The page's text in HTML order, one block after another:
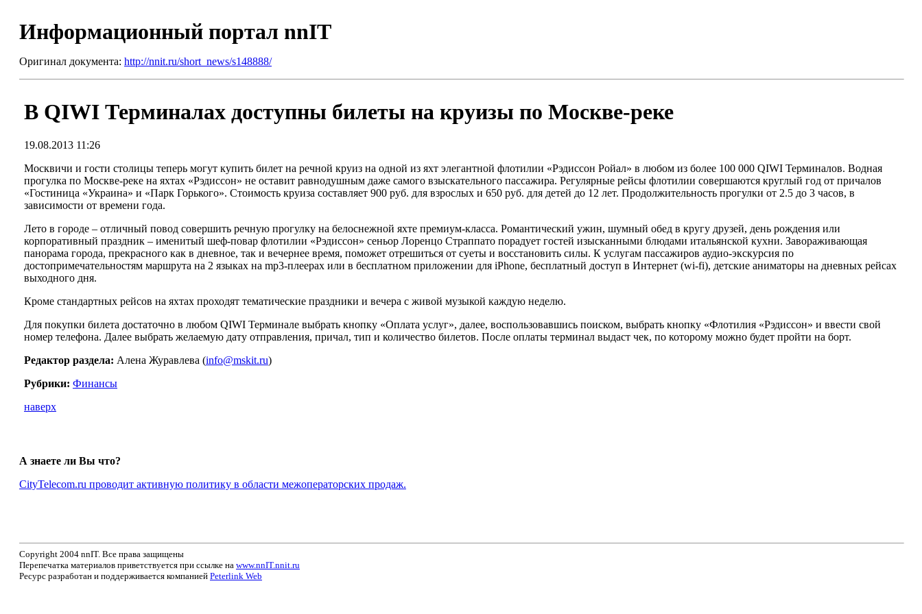
Информационный портал nnIT
Оригинал документа: http://nnit.ru/short_news/s148888/
В QIWI Терминалах доступны билеты на круизы по Москве-реке
19.08.2013 11:26
Москвичи и гости столицы теперь могут купить билет на речной круиз на одной из яхт элегантной флотилии «Рэдиссон Ройал» в любом из более 100 000 QIWI Терминалов. Водная
прогулка по Москве-реке на яхтах «Рэдиссон» не оставит равнодушным даже самого взыскательного пассажира. Регулярные рейсы флотилии совершаются круглый год от причалов
«Гостиница «Украина» и «Парк Горького». Стоимость круиза составляет 900 руб. для взрослых и 650 руб. для детей до 12 лет. Продолжительность прогулки от 2.5 до 3 часов, в
зависимости от времени года.
Лето в городе – отличный повод совершить речную прогулку на белоснежной яхте премиум-класса. Романтический ужин, шумный обед в кругу друзей, день рождения или
корпоративный праздник – именитый шеф-повар флотилии «Рэдиссон» сеньор Лоренцо Страппато порадует гостей изысканными блюдами итальянской кухни. Завораживающая
панорама города, прекрасного как в дневное, так и вечернее время, поможет отрешиться от суеты и восстановить силы. К услугам пассажиров аудио-экскурсия по
достопримечательностям маршрута на 2 языках на mp3-плеерах или в бесплатном приложении для iPhone, бесплатный доступ в Интернет (wi-fi), детские аниматоры на дневных рейсах
выходного дня.
Кроме стандартных рейсов на яхтах проходят тематические праздники и вечера с живой музыкой каждую неделю.
Для покупки билета достаточно в любом QIWI Терминале выбрать кнопку «Оплата услуг», далее, воспользовавшись поиском, выбрать кнопку «Флотилия «Рэдиссон» и ввести свой
номер телефона. Далее выбрать желаемую дату отправления, причал, тип и количество билетов. После оплаты терминал выдаст чек, по которому можно будет пройти на борт.
Редактор раздела: Алена Журавлева (info@mskit.ru)
Рубрики: Финансы
наверх
А знаете ли Вы что?
CityTelecom.ru проводит активную политику в области межоператорских продаж.
Copyright 2004 nnIT. Все права защищены
Перепечатка материалов приветствуется при ссылке на www.nnIT.nnit.ru
Ресурс разработан и поддерживается компанией Peterlink Web